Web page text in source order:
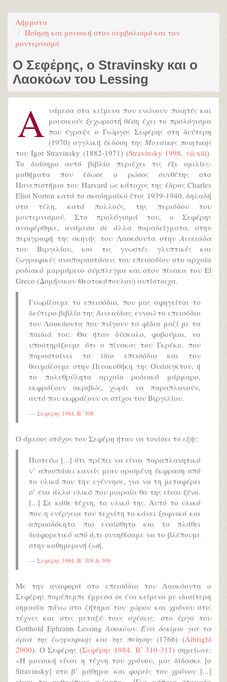
Λήμματα
Ποίηση και μουσική στον συμβολισμό και τον
μοντερνισμό
Ο Σεφέρης, ο Stravinsky και ο
Λαοκόων του Lessing
Α νάμεσα στα κείμενα που ενώνουν ποιητές και
μουσικούς ξεχωριστή θέση έχει το προλόγισμα
που έγραψε ο Γιώργος Σεφέρης στη δεύτερη
(1970) αγγλική έκδοση της Μουσικής ποιητικής
του Igor Stravinsky (1882-1971) (Stravinsky 1998, vii-xiii).
Το διάσημο αυτό βιβλίο περιέχει τις έξι ομιλίες-
μαθήματα που έδωσε ο ρώσος συνθέτης στο
Πανεπιστήμιο του Harvard ως κάτοχος της έδρας Charles
Eliot Norton κατά το ακαδημαϊκό έτος 1939-1940, δηλαδή
στα τέλη, κατά πολλούς, της περιόδου του
μοντερνισμού. Στο προλόγισμά του, ο Σεφέρης
αναφέρθηκε, ανάμεσα σε άλλα παραδείγματα, στην
περιγραφή της σκηνής του Λαοκόοντα στηνΑινειάδα
του Βιργιλίου, και τις γνωστές γλυπτικές και
ζωγραφικές αναπαραστάσεις του επεισοδίου στο αρχαίο
ροδιακό μαρμάρινο σύμπλεγμα και στον πίνακα του El
Greco (Δομήνικου Θεοτοκόπουλου) αντίστοιχα.
Γνωρίζουμε το επεισόδιο, που μας αφηγείται το
δεύτερο βιβλίο τηςΑινειάδας, εννοώ το επεισόδιο
του Λαοκόοντα που πνίγουν τα φίδια μαζί με τα
παιδιά του. Θα ήταν δύσκολο, φοβούμαι, να
υποστηρίξουμε ότι ο πίνακας του Γκρέκο, που
παρασταίνει το ίδιο επεισόδιο και τον
θαυμάζουμε στην Πινακοθήκη της Ουάσιγκτον, ή
το πολυθρύλητο αρχαίο ροδιακό μάρμαρο,
εκφράζουν ακριβώς, χωρίς να παραπλανούν,
αυτό που εκφράζουν οι στίχοι του Βιργιλίου.
Σεφέρης 1984, Β΄ 308
Ο άμεσος στόχος του Σεφέρη ήταν να τονίσει το εξής:
Πιστεύω [...] ότι πρέπει να είναι παραπλανητικό
ν’ αποσπάσει κανείς μιαν ορισμένη έκφραση από
το υλικό που την εγέννησε, για να τη μεταφέρει
σ’ ένα άλλο υλικό που μοιραία θα της είναι ξένο.
[...] Σε κάθε τέχνη, το υλικό της. Αυτό το υλικό
που η ενέργεια του τεχνίτη το κάνει ξαφνικά και
απροσδόκητα πιο ευαίσθητο και το πλάθει
διαφορετικό από ό,τι συνηθίσαμε να το βλέπουμε
στην καθημερινή ζωή.
Σεφέρης 1984, Β΄ 308 & 309
Με την αναφορά στο επεισόδιο του Λαοκόοντα ο
Σεφέρης παρέπεμπε έμμεσα σε ένα κείμενο με ιδιαίτερη
σημασία πάνω στο ζήτημα του χώρου και χρόνου στις
τέχνες και στις μεταξύ τους σχέσεις: στο έργο του
Gotthold Ephraim LessingΛαοκόων. Ένα δοκίμιο για τα
όρια της ζωγραφικής και της ποίησης(1766) (Albright
2000). Ο Σεφέρης (Σεφέρης 1984, Β΄ 310-311) σημείωνε:
«Η μουσική είναι η τέχνη του χρόνου, μας δίδασκε [ο
Stravinsky] στο β΄ μάθημα· και φορείς του χρόνου [...]